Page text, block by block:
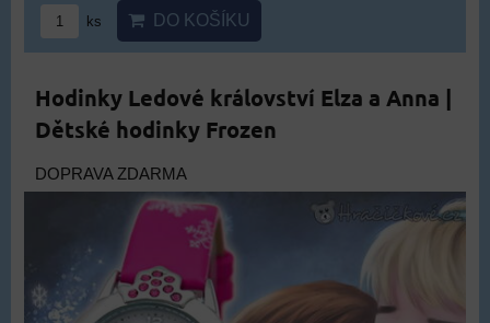
ks DO KOŠÍKU
Hodinky Ledové království Elza a Anna |
Dětské hodinky Frozen
DOPRAVA ZDARMA